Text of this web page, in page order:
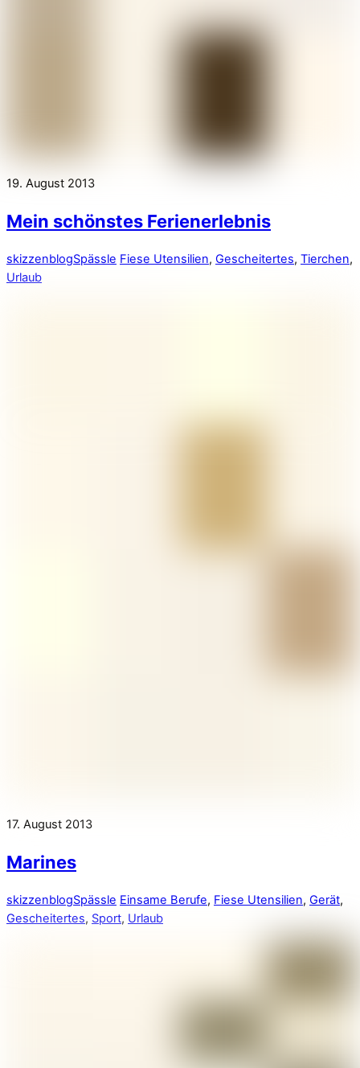
19. August 2013
Mein schönstes Ferienerlebnis
skizzenblogSpässle Fiese Utensilien, Gescheitertes, Tierchen,
Urlaub
17. August 2013
Marines
skizzenblogSpässle Einsame Berufe, Fiese Utensilien, Gerät,
Gescheitertes, Sport, Urlaub